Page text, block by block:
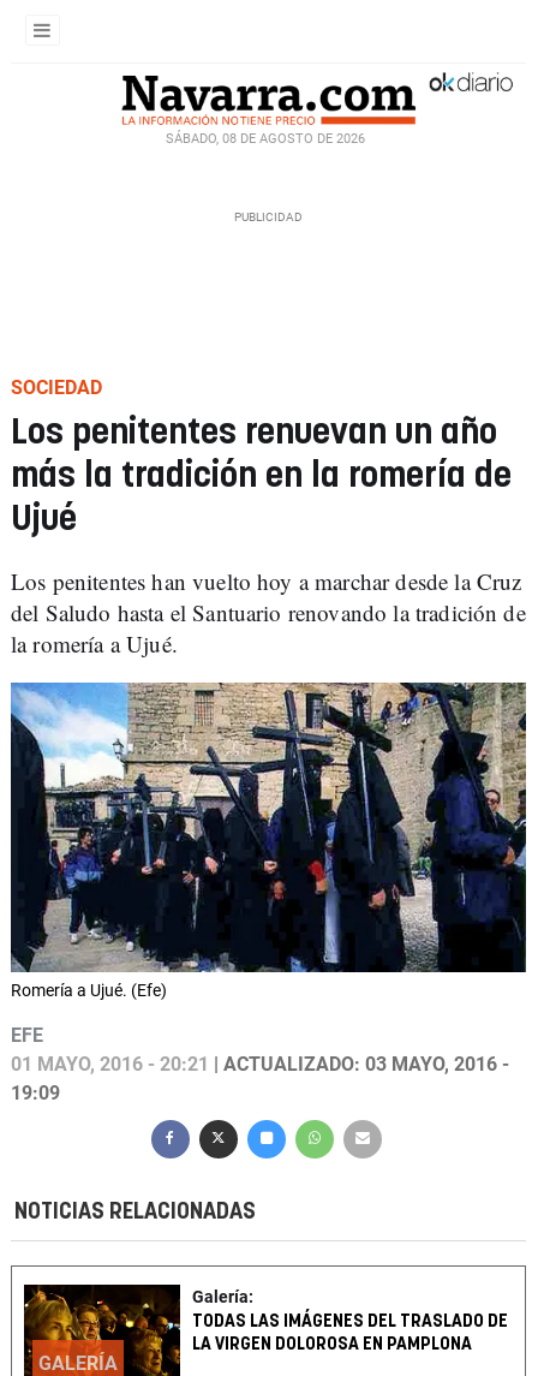
SÁBADO, 08 DE AGOSTO DE 2026
SOCIEDAD
Los penitentes renuevan un año
más la tradición en la romería de
Ujué
Los penitentes han vuelto hoy a marchar desde la Cruz
del Saludo hasta el Santuario renovando la tradición de
la romería a Ujué.
Romería a Ujué. (Efe)
EFE
01 MAYO, 2016 - 20:21
| ACTUALIZADO: 03 MAYO, 2016 -
19:09
NOTICIAS RELACIONADAS
GALERÍA
Galería:
TODAS LAS IMÁGENES DEL TRASLADO DE
LA VIRGEN DOLOROSA EN PAMPLONA